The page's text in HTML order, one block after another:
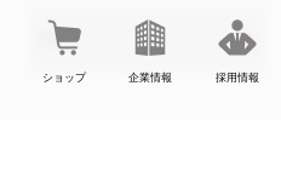
ショップ 企業情報 採用情報
SDGs